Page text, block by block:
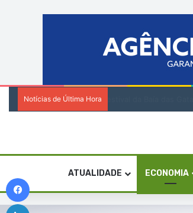
Notícias de Última Hora
ATUALIDADE ECONOMIA
Linkedin